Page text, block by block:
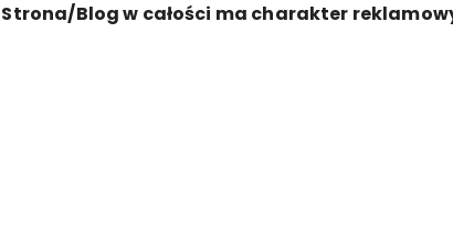
Strona/Blog w całości ma charakter